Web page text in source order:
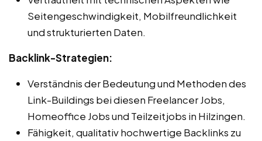
Seitengeschwindigkeit, Mobilfreundlichkeit
und strukturierten Daten.
Backlink-Strategien:
Verständnis der Bedeutung und Methoden des
Link-Buildings bei diesen Freelancer Jobs,
Homeoffice Jobs und Teilzeitjobs in Hilzingen.
Fähigkeit, qualitativ hochwertige Backlinks zu